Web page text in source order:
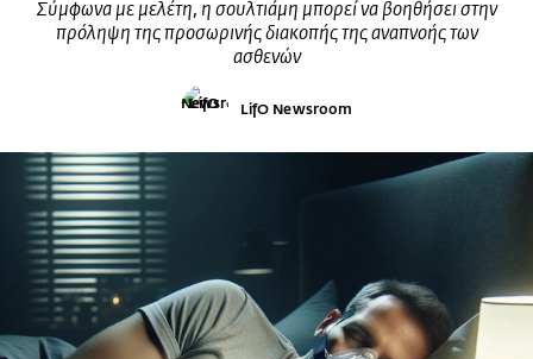
Σύμφωνα με μελέτη, η σουλτιάμη μπορεί να βοηθήσει στην
πρόληψη της προσωρινής διακοπής της αναπνοής των
ασθενών
LifO Newsroom